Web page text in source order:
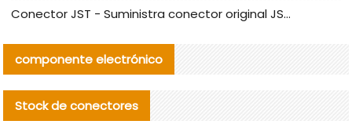
Conector JST - Suministra conector original JST GHR-09V-S | productos alternativos
componente electrónico
Stock de conectores